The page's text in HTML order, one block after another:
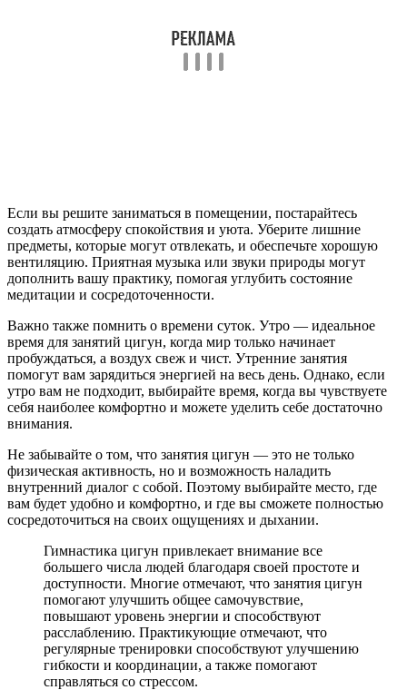
Если вы решите заниматься в помещении, постарайтесь
создать атмосферу спокойствия и уюта. Уберите лишние
предметы, которые могут отвлекать, и обеспечьте хорошую
вентиляцию. Приятная музыка или звуки природы могут
дополнить вашу практику, помогая углубить состояние
медитации и сосредоточенности.
Важно также помнить о времени суток. Утро — идеальное
время для занятий цигун, когда мир только начинает
пробуждаться, а воздух свеж и чист. Утренние занятия
помогут вам зарядиться энергией на весь день. Однако, если
утро вам не подходит, выбирайте время, когда вы чувствуете
себя наиболее комфортно и можете уделить себе достаточно
внимания.
Не забывайте о том, что занятия цигун — это не только
физическая активность, но и возможность наладить
внутренний диалог с собой. Поэтому выбирайте место, где
вам будет удобно и комфортно, и где вы сможете полностью
сосредоточиться на своих ощущениях и дыхании.
Гимнастика цигун привлекает внимание все
большего числа людей благодаря своей простоте и
доступности. Многие отмечают, что занятия цигун
помогают улучшить общее самочувствие,
повышают уровень энергии и способствуют
расслаблению. Практикующие отмечают, что
регулярные тренировки способствуют улучшению
гибкости и координации, а также помогают
справляться со стрессом.